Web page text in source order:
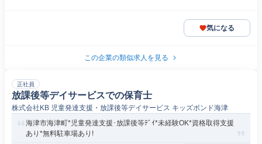
気になる
この企業の類似求人を見る
正社員
放課後等デイサービスでの保育士
株式会社KB 児童発達支援・放課後等デイサービス キッズボンド海津
海津市海津町*児童発達支援･放課後等ﾃﾞｲ*未経験OK*資格取得支援
あり*無料駐車場あり!